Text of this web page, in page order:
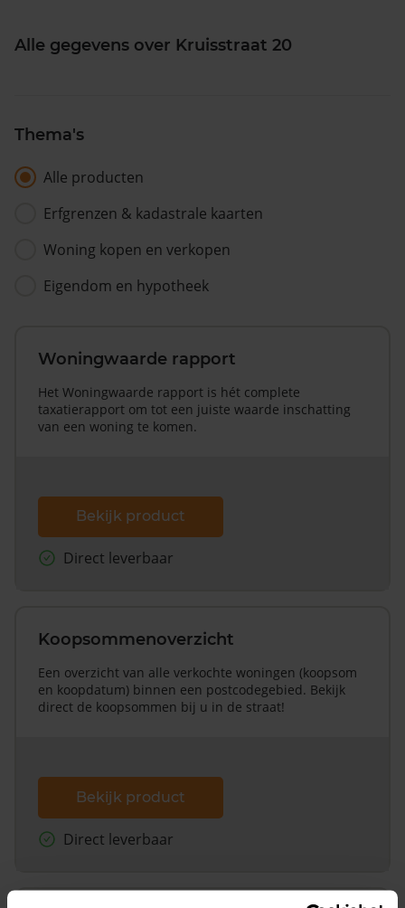
Alle gegevens over Kruisstraat 20
Thema's
Alle producten
Erfgrenzen & kadastrale kaarten
Woning kopen en verkopen
Eigendom en hypotheek
Woningwaarde rapport
Het Woningwaarde rapport is hét complete
taxatierapport om tot een juiste waarde inschatting
van een woning te komen.
Bekijk product
Direct leverbaar
Koopsommenoverzicht
Een overzicht van alle verkochte woningen (koopsom
en koopdatum) binnen een postcodegebied. Bekijk
direct de koopsommen bij u in de straat!
Bekijk product
Direct leverbaar